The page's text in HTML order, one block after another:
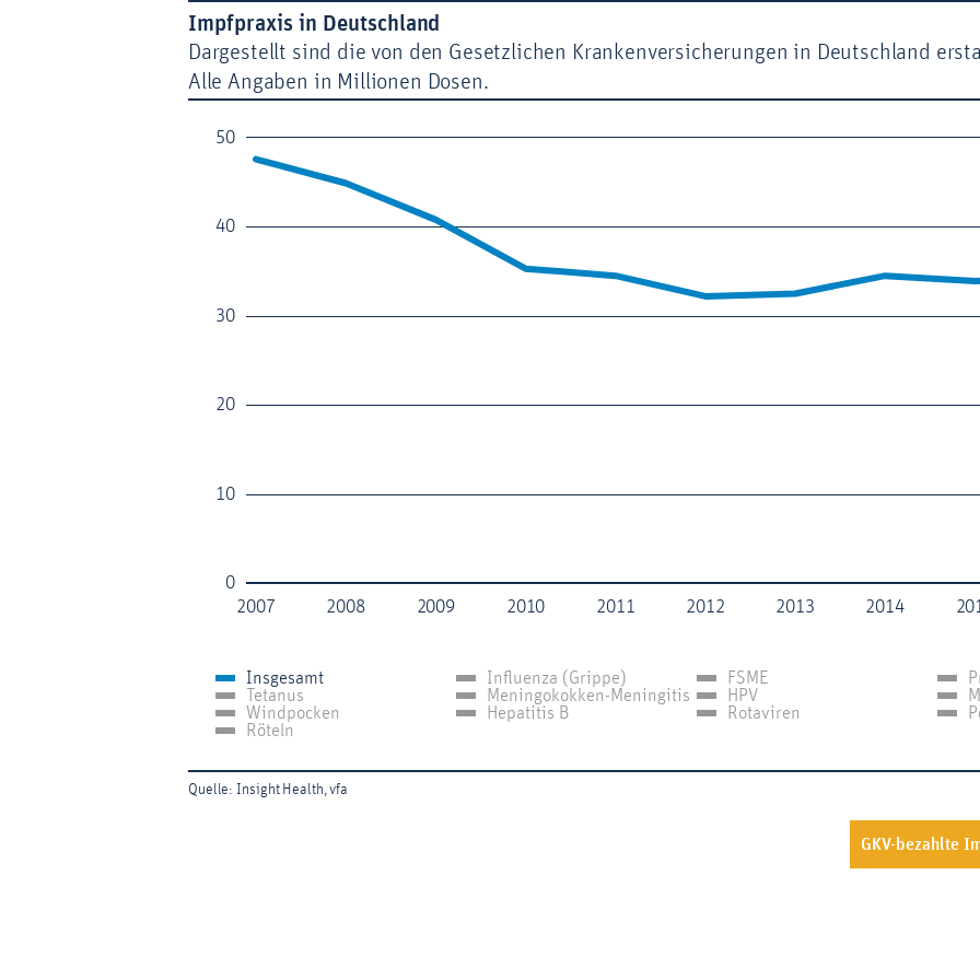
Impfpraxis in Deutschland
Dargestellt sind die von den Gesetzlichen Krankenversicherungen in Deutschland
Alle Angaben in Millionen Dosen.
Insgesamt Influenza (Grippe) FSME
Tetanus
Meningokokken-Meningitis HPV
Windpocken
Hepatitis B Rotaviren
Röteln
2007 2008 2009 2010 2011 2012 2013 2014
0
10
20
30
40
50
Quelle: Insight Health, vfa
GKV-bezahlte